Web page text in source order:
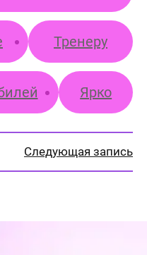
Тренеру
Ярко
Следующая запись